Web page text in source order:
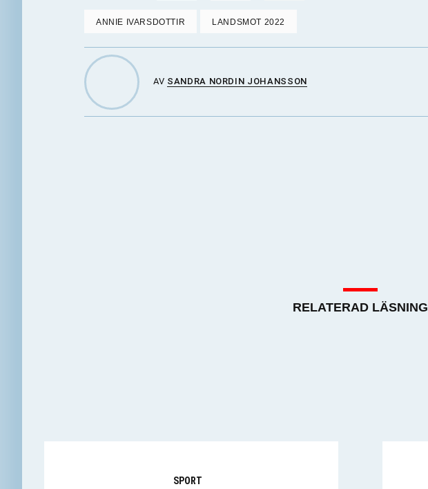
ANNIE IVARSDOTTIR LANDSMOT 2022
AV SANDRA NORDIN JOHANSSON
RELATERAD LÄSNING
SPORT